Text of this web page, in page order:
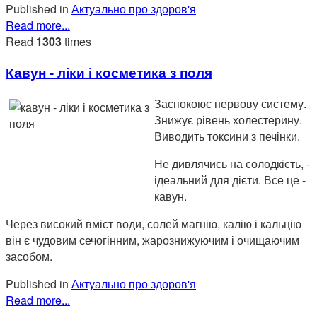
Published in Актуально про здоров'я
Read more...
Read 1303times
Кавун - ліки і косметика з поля
Заспокоює нервову систему.
Знижує рівень холестерину.
Виводить токсини з печінки.
Не дивлячись на солодкість, -
ідеальний для дієти. Все це -
кавун.
Через високий вміст води, солей магнію, калію і кальцію
він є чудовим сечогінним, жарознижуючим і очищаючим
засобом.
Published in Актуально про здоров'я
Read more...